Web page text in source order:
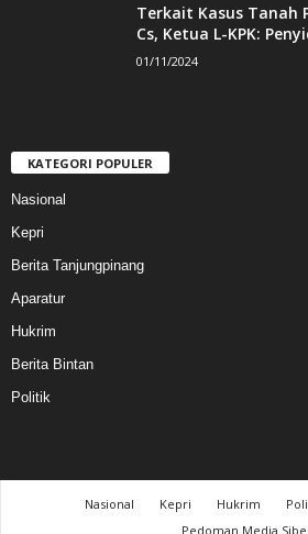
Terkait Kasus Tanah
Cs, Ketua L-KPK:
01/11/2024
KATEGORI POPULER
Nasional
Kepri
Berita Tanjungpinang
Aparatur
Hukrim
Berita Bintan
Politik
Nasional Kepri Hukrim
Pedoman Media